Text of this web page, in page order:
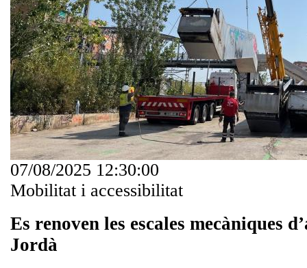
07/08/2025 12:30:00
Mobilitat i accessibilitat
Es renoven les escales mecàniques
Jordà